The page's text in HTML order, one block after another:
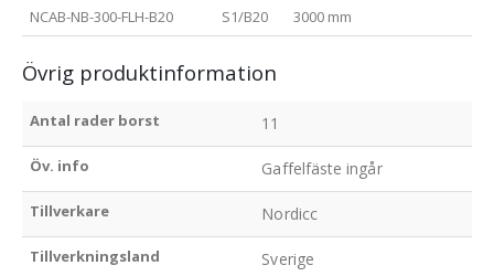
NCAB-NB-300-FLH-B20
S1/B20 3000 mm
Övrig produktinformation
Antal rader borst 11
Öv. info Gaffelfäste ingår
Tillverkare Nordicc
Tillverkningsland Sverige